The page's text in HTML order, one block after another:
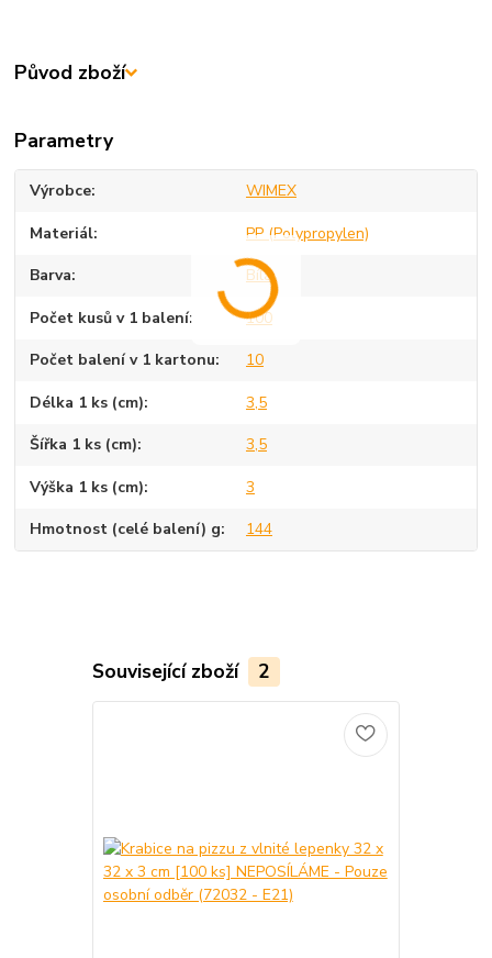
Původ zboží
Parametry
Výrobce WIMEX
Materiál PP (Polypropylen)
Barva Bílá
Počet kusů v 1 balení 100
Počet balení v 1 kartonu 10
Délka 1 ks (cm) 3,5
Šířka 1 ks (cm) 3,5
Výška 1 ks (cm) 3
Hmotnost (celé balení) g 144
Související zboží 2